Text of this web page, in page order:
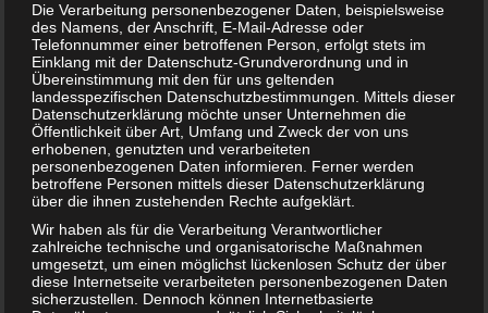
Shelter 16
Die Verarbeitung personenbezogener Daten, beispielsweise
des Namens, der Anschrift, E-Mail-Adresse oder
Telefonnummer einer betroffenen Person, erfolgt stets im
Einklang mit der Datenschutz-Grundverordnung und in
Übereinstimmung mit den für uns geltenden
landesspezifischen Datenschutzbestimmungen. Mittels dieser
Datenschutzerklärung möchte unser Unternehmen die
Öffentlichkeit über Art, Umfang und Zweck der von uns
erhobenen, genutzten und verarbeiteten
personenbezogenen Daten informieren. Ferner werden
betroffene Personen mittels dieser Datenschutzerklärung
über die ihnen zustehenden Rechte aufgeklärt.
Wir haben als für die Verarbeitung Verantwortlicher
zahlreiche technische und organisatorische Maßnahmen
umgesetzt, um einen möglichst lückenlosen Schutz der über
diese Internetseite verarbeiteten personenbezogenen Daten
sicherzustellen. Dennoch können Internetbasierte